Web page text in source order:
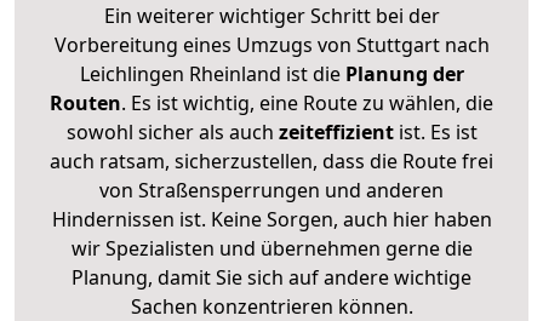
Ein weiterer wichtiger Schritt bei der
Vorbereitung eines Umzugs von Stuttgart nach
Leichlingen Rheinland ist diePlanung der
Routen. Es ist wichtig, eine Route zu wählen, die
sowohl sicher als auch zeiteffizientist. Es ist
auch ratsam, sicherzustellen, dass die Route frei
von Straßensperrungen und anderen
Hindernissen ist. Keine Sorgen, auch hier haben
wir Spezialisten und übernehmen gerne die
Planung, damit Sie sich auf andere wichtige
Sachen konzentrieren können.